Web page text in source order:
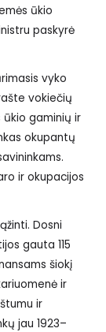
ūkio
paskyrė
vyko
vokiečių
gaminių ir
okupantų
ir okupacijos
Dosni
gauta 115
šiokį
ir
ir
jau 1923–